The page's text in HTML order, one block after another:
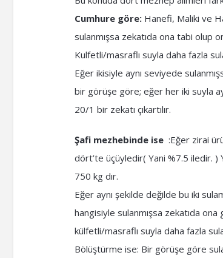
Cumhure göre: Hanefi, Maliki ve
sulanmışsa zekatıda ona tabi olup
Kulfetli/masraflı suyla daha fazla
Eğer ikisiyle aynı seviyede
bir görüşe göre; eğer her iki suyla
20/1 bir zekatı çıkartılır.
Şafi mezhebinde ise :Eğer zirai
dört’te üçüyledir( Yani %7.5 iledir. )
750 kg dır.
Eğer aynı şekilde değilde bu iki
hangisiyle sulanmışsa zekatıda ona
külfetli/masraflı suyla daha fazla
Bölüştürme ise: Bir görüşe göre